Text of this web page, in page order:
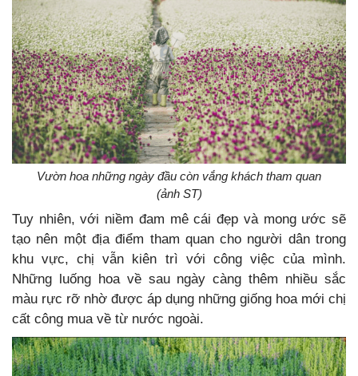
Vườn hoa những ngày đầu còn vắng khách tham quan
(ảnh ST)
Tuy nhiên, với niềm đam mê cái đẹp và mong ước sẽ
tạo nên một địa điểm tham quan cho người dân trong
khu vực, chị vẫn kiên trì với công việc của mình.
Những luống hoa về sau ngày càng thêm nhiều sắc
màu rực rỡ nhờ được áp dụng những giống hoa mới chị
cất công mua về từ nước ngoài.